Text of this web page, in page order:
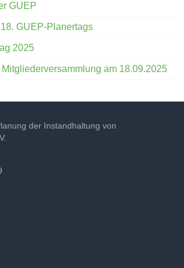
GUEP
GUEP-Planertags
2025
am 18.09.2025
der Instandhaltung von